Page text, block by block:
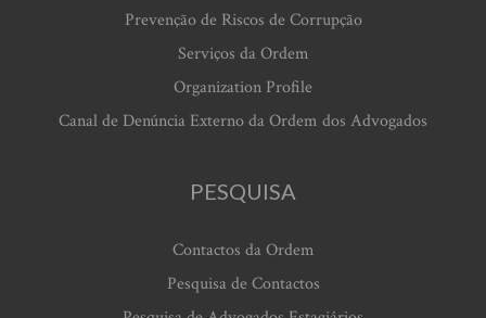
Prevenção de Riscos de Corrupção
Serviços da Ordem
Organization Profile
Canal de Denúncia Externo da Ordem dos Advogados
PESQUISA
Contactos da Ordem
Pesquisa de Contactos